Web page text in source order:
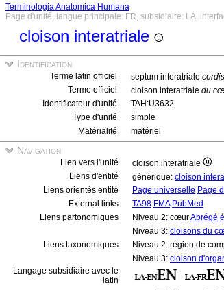
Terminologia Anatomica Humana
Page d'unité, langue principale: FR, subsidiaire: LA,
cloison interatriale
Identification
Terme latin officiel septum interatriale cordis
Terme officiel
cloison interatriale du
Identificateur d'unité
TAH:U3632
Type d'unité
simple
Matérialité
matériel
Navigation
Lien vers l'unité
cloison interatriale
Liens d'entité
générique: cloison
Liens orientés entité
Page universelle Page
External links
TA98 FMA PubMed
Liens partonomiques
Niveau 2: cœurAbrégé
Niveau 3: cloisons du
Liens taxonomiques
Niveau 2: région de
Niveau 3: cloison
Langage subsidiaire avec le
latin